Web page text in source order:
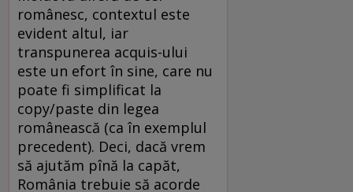
românesc, contextul este
evident altul, iar
transpunerea acquis-ului
este un efort în sine, care nu
poate fi simplificat la
copy/paste din legea
românească (ca în exemplul
precedent). Deci, dacă vrem
să ajutăm pînă la capăt,
România trebuie să acorde